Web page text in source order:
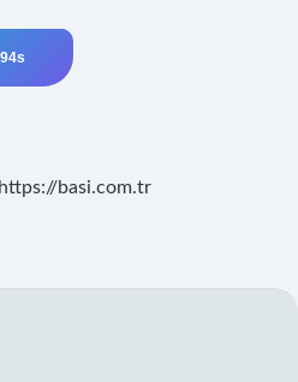
https://basi.com.tr